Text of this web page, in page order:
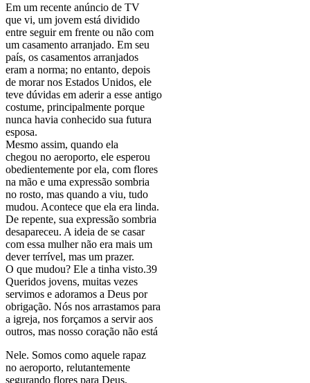
Em um recente anúncio de TV
que vi, um jovem está dividido
entre seguir em frente ou não com
um casamento arranjado. Em seu
país, os casamentos arranjados
eram a norma; no entanto, depois
de morar nos Estados Unidos, ele
teve dúvidas em aderir a esse antigo
costume, principalmente porque
nunca havia conhecido sua futura
esposa.
Mesmo assim, quando ela
chegou no aeroporto, ele esperou
obedientemente por ela, com flores
na mão e uma expressão sombria
no rosto, mas quando a viu, tudo
mudou. Acontece que ela era linda.
De repente, sua expressão sombria
desapareceu. A ideia de se casar
com essa mulher não era mais um
dever terrível, mas um prazer.
O que mudou? Ele a tinha visto.39
Queridos jovens, muitas vezes
servimos e adoramos a Deus por
obrigação. Nós nos arrastamos para
a igreja, nos forçamos a servir aos
outros, mas nosso coração não está
Nele. Somos como aquele rapaz
no aeroporto, relutantemente
segurando flores para Deus.